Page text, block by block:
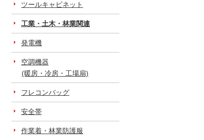
ツールキャビネット
工業・土木・林業関連
発電機
空調機器
(暖房・冷房・工場扇)
フレコンバッグ
安全帯
作業着・林業防護服